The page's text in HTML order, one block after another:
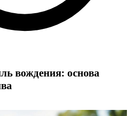
вождения: основа